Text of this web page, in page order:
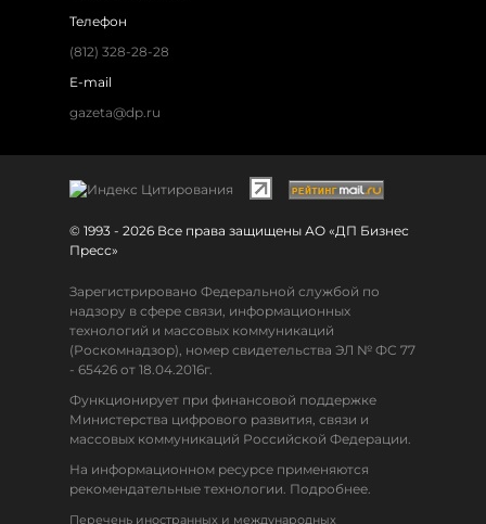
Телефон
(812) 328-28-28
E-mail
gazeta@dp.ru
© 1993 - 2026 Все права защищены АО «ДП Бизнес
Пресс»
Зарегистрировано Федеральной службой по
надзору в сфере связи, информационных
технологий и массовых коммуникаций
(Роскомнадзор), номер свидетельства ЭЛ № ФС 77
- 65426 от 18.04.2016г.
Функционирует при финансовой поддержке
Министерства цифрового развития, связи и
массовых коммуникаций Российской Федерации.
На информационном ресурсе применяются
рекомендательные технологии. Подробнее.
Перечень иностранных и международных